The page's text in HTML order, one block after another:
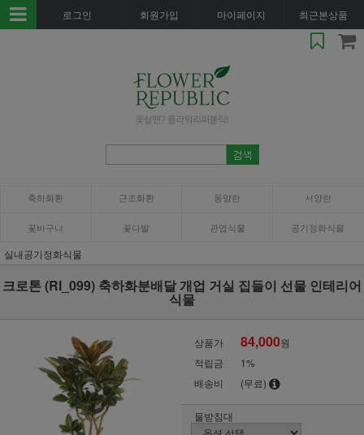
로그인 회원가입 마이페이지 최근본상품
축하화환 근조화환 동양란 서양란
꽃바구니 꽃다발 관엽식물 공기정화식물
실내공기정화식물
크로톤 (RI_099) 축하화분배달 개업 거실 집들이 선물 인테리어
식물
상품가 84,000원
적립금
1%
배송비
(무료)
물받침대